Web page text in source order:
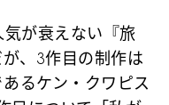
が衰えない『旅
、3作目の制作は
るケン・クワピス